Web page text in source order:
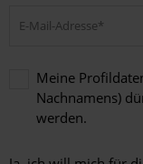
Meine
Nachnamens)
werden.
Profildaten